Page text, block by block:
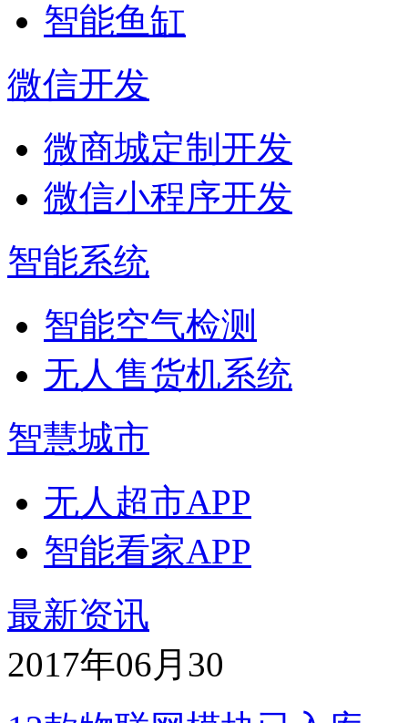
智能鱼缸
微信开发
微商城定制开发
微信小程序开发
智能系统
智能空气检测
无人售货机系统
智慧城市
无人超市APP
智能看家APP
最新资讯
2017年06月 30